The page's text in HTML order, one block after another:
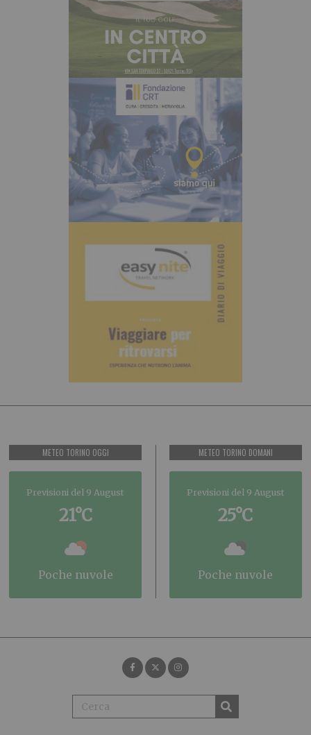
METEO TORINO OGGI
Previsioni del 9 August
21°C
poche nuvole
METEO TORINO DOMANI
Previsioni del 9 August
25°C
poche nuvole